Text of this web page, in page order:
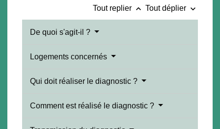
Tout replier keyboard_arrow_up Tout déplier keyboard_arrow_down
De quoi s'agit-il ?
Logements concernés
Qui doit réaliser le diagnostic ?
Comment est réalisé le diagnostic ?